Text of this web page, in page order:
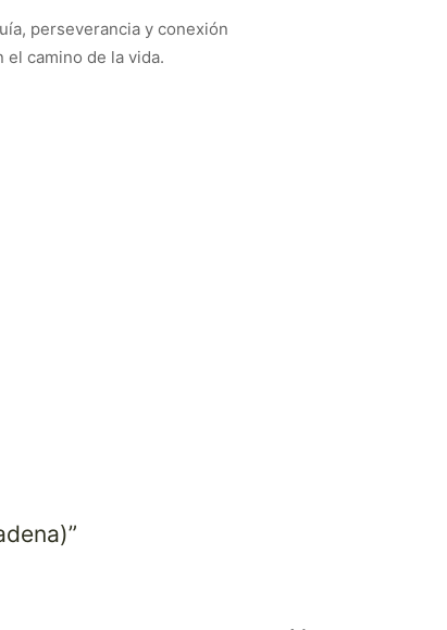
perseverancia y conexión
camino de la vida.